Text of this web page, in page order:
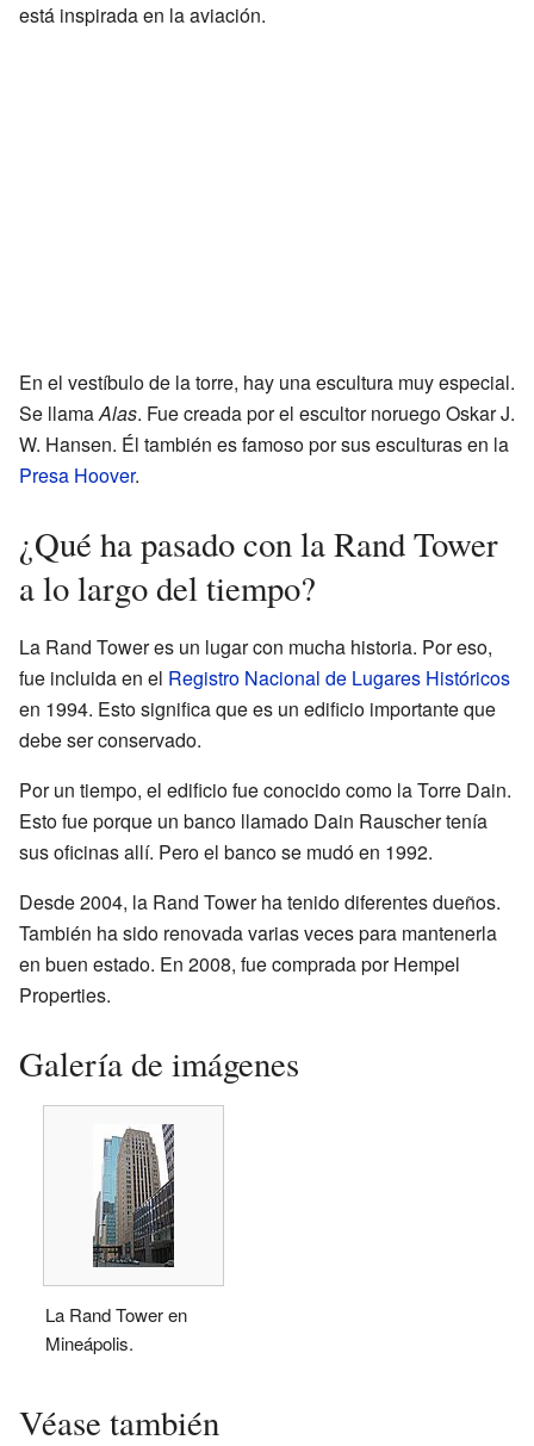
está inspirada en la aviación.
En el vestíbulo de la torre, hay una escultura muy especial.
Se llamaAlas. Fue creada por el escultor noruego Oskar J.
W. Hansen. Él también es famoso por sus esculturas en la
Presa Hoover.
¿Qué ha pasado con la Rand Tower
a lo largo del tiempo?
La Rand Tower es un lugar con mucha historia. Por eso,
fue incluida en el Registro Nacional de Lugares Históricos
en 1994. Esto significa que es un edificio importante que
debe ser conservado.
Por un tiempo, el edificio fue conocido como la Torre Dain.
Esto fue porque un banco llamado Dain Rauscher tenía
sus oficinas allí. Pero el banco se mudó en 1992.
Desde 2004, la Rand Tower ha tenido diferentes dueños.
También ha sido renovada varias veces para mantenerla
en buen estado. En 2008, fue comprada por Hempel
Properties.
Galería de imágenes
La Rand Tower en
Mineápolis.
Véase también